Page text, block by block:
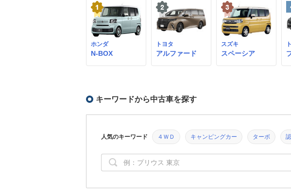
ホンダ
N-BOX
トヨタ
アルファード
スズキ
スペーシア
キーワードから中古車を探す
人気のキーワード ４ＷＤ キャンピングカー ターボ